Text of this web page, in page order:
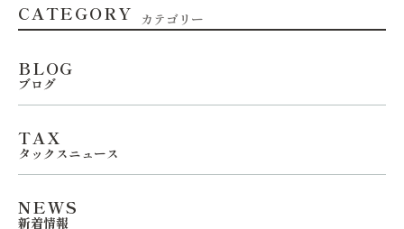
CATEGORY カテゴリー
BLOG
ブログ
TAX
タックスニュース
NEWS
新着情報